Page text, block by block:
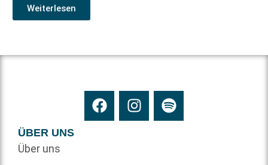
Weiterlesen
ÜBER UNS
Über uns